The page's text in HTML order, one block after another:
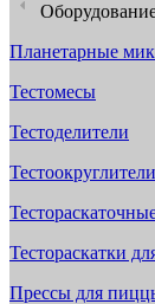
Планетарные
Тестомесы
Тестоделители
Тестоокруглители
Тестораскатки
Прессы для